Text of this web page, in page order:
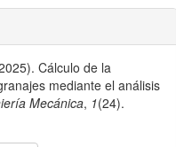
Cálculo de la
mediante el análisis
Mecánica, 1(24).